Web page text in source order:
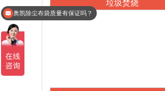
垃圾焚烧
快速走进江苏奥凯